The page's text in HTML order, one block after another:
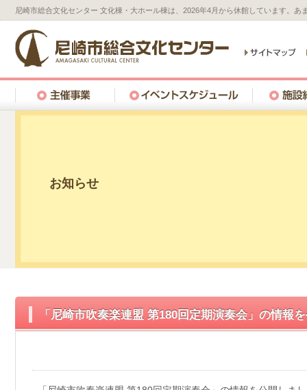
尼崎市総合文化センター 文化棟・大ホール棟は、2026年4月から休館しています。
お知らせ
「尼崎市吹奏楽連盟 第180回定期演奏会」の情報